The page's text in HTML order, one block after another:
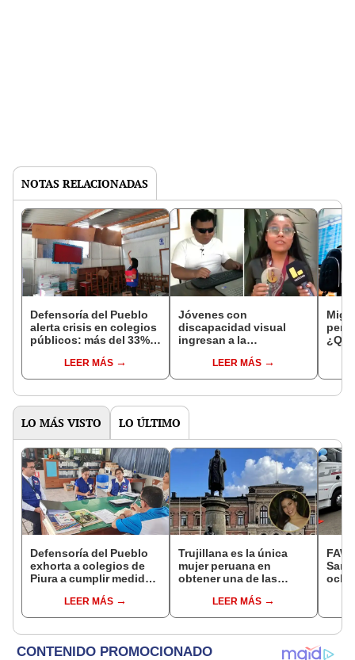
NOTAS RELACIONADAS
Defensoría del Pueblo
alerta crisis en colegios
públicos: más del 33%
con material incompleto
LEER MÁS
Jóvenes con
discapacidad visual
ingresan a la
límites se los pone uno
solo"
LEER MÁS
LO MÁS VISTO LO ÚLTIMO
Defensoría del Pueblo
exhorta a colegios de
Piura a cumplir medidas
estudiantes
LEER MÁS
Trujillana es la única
mujer peruana en
obtener una de las
del mundo en 2026
LEER MÁS
San
el